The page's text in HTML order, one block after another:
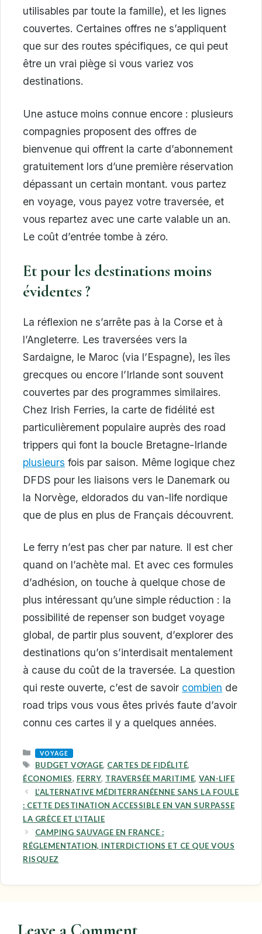
utilisables par toute la famille), et les lignes
couvertes. Certaines offres ne s’appliquent
que sur des routes spécifiques, ce qui peut
être un vrai piège si vous variez vos
destinations.
Une astuce moins connue encore : plusieurs
compagnies proposent des offres de
bienvenue qui offrent la carte d’abonnement
gratuitement lors d’une première réservation
dépassant un certain montant. vous partez
en voyage, vous payez votre traversée, et
vous repartez avec une carte valable un an.
Le coût d’entrée tombe à zéro.
Et pour les destinations moins
évidentes ?
La réflexion ne s’arrête pas à la Corse et à
l’Angleterre. Les traversées vers la
Sardaigne, le Maroc (via l’Espagne), les îles
grecques ou encore l’Irlande sont souvent
couvertes par des programmes similaires.
Chez Irish Ferries, la carte de fidélité est
particulièrement populaire auprès des road
trippers qui font la boucle Bretagne-Irlande
plusieurs fois par saison. Même logique chez
DFDS pour les liaisons vers le Danemark ou
la Norvège, eldorados du van-life nordique
que de plus en plus de Français découvrent.
Le ferry n’est pas cher par nature. Il est cher
quand on l’achète mal. Et avec ces formules
d’adhésion, on touche à quelque chose de
plus intéressant qu’une simple réduction : la
possibilité de repenser son budget voyage
global, de partir plus souvent, d’explorer des
destinations qu’on s’interdisait mentalement
à cause du coût de la traversée. La question
qui reste ouverte, c’est de savoir combien de
road trips vous vous êtes privés faute d’avoir
connu ces cartes il y a quelques années.
CATEGORIES
VOYAGE
TAGS
BUDGET VOYAGE, CARTES DE FIDÉLITÉ,
ÉCONOMIES, FERRY, TRAVERSÉE MARITIME, VAN-LIFE
L’ALTERNATIVE MÉDITERRANÉENNE SANS LA FOULE
: CETTE DESTINATION ACCESSIBLE EN VAN SURPASSE
LA GRÈCE ET L’ITALIE
CAMPING SAUVAGE EN FRANCE :
RÉGLEMENTATION, INTERDICTIONS ET CE QUE VOUS
RISQUEZ